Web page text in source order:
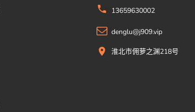
13659630002
denglu@j909.vip
淮北市佣萝之渊218号